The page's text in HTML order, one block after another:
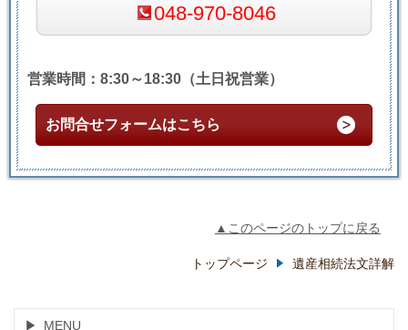
048-970-8046
営業時間：8:30～18:30（土日祝営業）
お問合せフォームはこちら
▲このページのトップに戻る
トップページ 遺産相続法文詳解
MENU